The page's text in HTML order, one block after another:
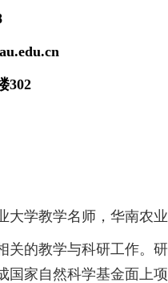
302
大学教学名师，华南农
关的教学与科研工作。
国家自然科学基金面上